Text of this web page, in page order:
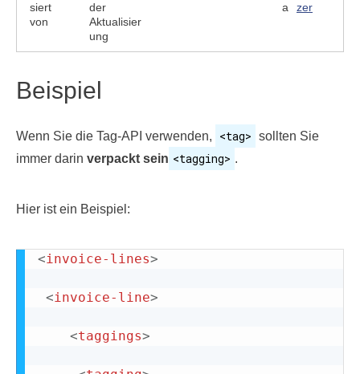
siert
von
der
Aktualisier
ung
a
zer
Beispiel
Wenn Sie die Tag-API verwenden, <tag> sollten Sie
immer darin verpackt sein <tagging> .
Hier ist ein Beispiel:
<invoice-lines>
<invoice-line>
<taggings>